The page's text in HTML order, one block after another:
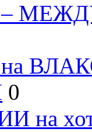
–
на
0
на